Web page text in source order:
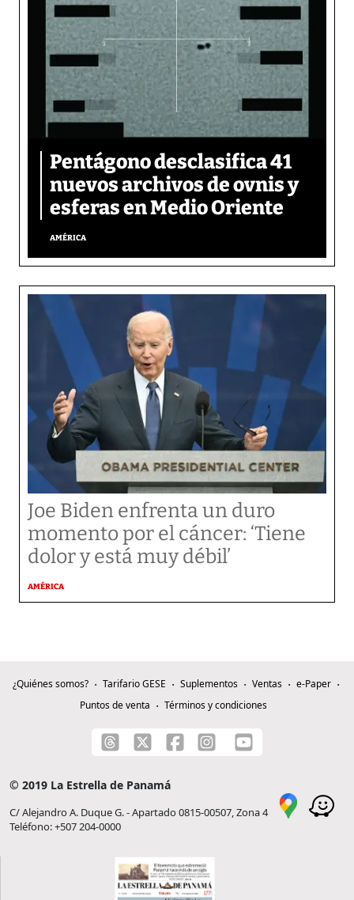
Pentágono desclasifica 41
nuevos archivos de ovnis y
esferas en Medio Oriente
AMÉRICA
Joe Biden enfrenta un duro
momento por el cáncer: ‘Tiene
dolor y está muy débil’
AMÉRICA
¿Quiénes somos? Tarifario GESE Suplementos Ventas
e-Paper
Puntos de venta
Términos y condiciones
© 2019 La Estrella de Panamá
C/ Alejandro A. Duque G. - Apartado 0815-00507, Zona 4
Teléfono: +507 204-0000